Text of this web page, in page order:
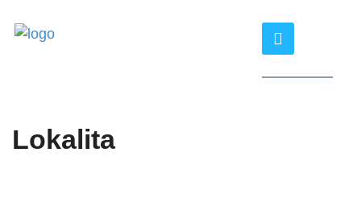
Lokalita